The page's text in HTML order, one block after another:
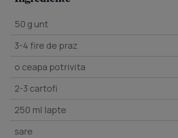
50 g unt
3-4 fire de praz
o ceapa potrivita
2-3 cartofi
250 ml lapte
sare